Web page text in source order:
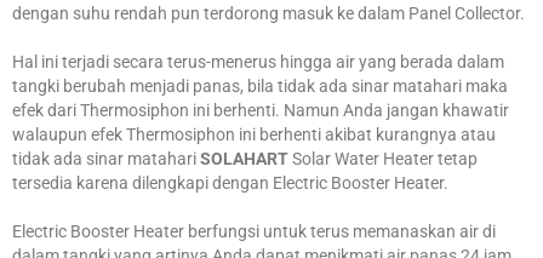
dengan suhu rendah pun terdorong masuk ke dalam Panel Collector.
Hal ini terjadi secara terus-menerus hingga air yang berada dalam
tangki berubah menjadi panas, bila tidak ada sinar matahari maka
efek dari Thermosiphon ini berhenti. Namun Anda jangan khawatir
walaupun efek Thermosiphon ini berhenti akibat kurangnya atau
tidak ada sinar matahariSOLAHARTSolar Water Heater tetap
tersedia karena dilengkapi dengan Electric Booster Heater.
Electric Booster Heater berfungsi untuk terus memanaskan air di